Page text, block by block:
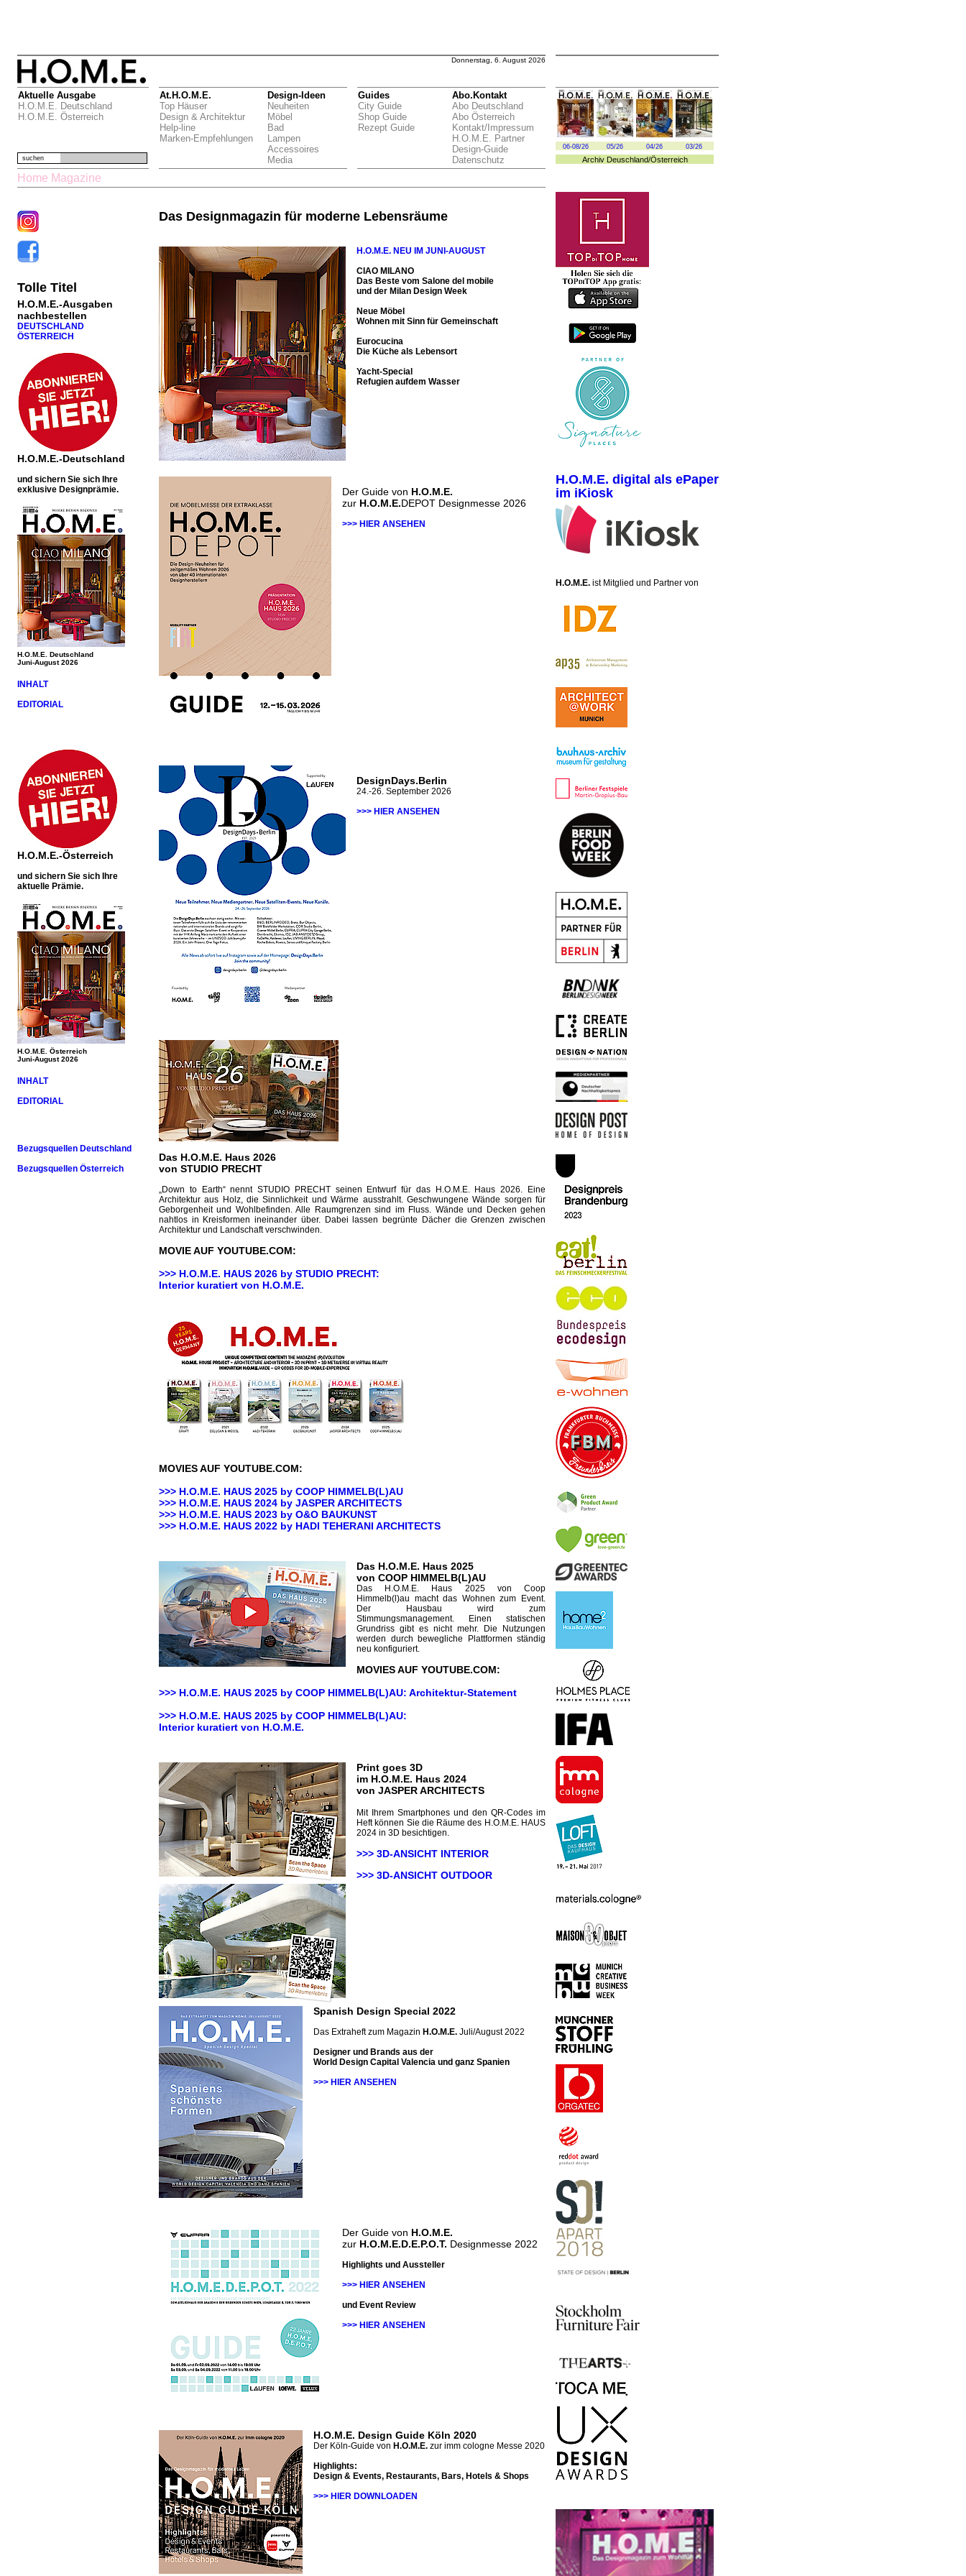
Donnerstag, 6. August 2026
Aktuelle Ausgabe
H.O.M.E. Deutschland
H.O.M.E. Österreich
At.H.O.M.E.
Top Häuser
Design & Architektur
Help-line
Marken-Empfehlungen
Design-Ideen
Neuheiten
Möbel
Bad
Lampen
Accessoires
Media
Guides
City Guide
Shop Guide
Rezept Guide
Abo.Kontakt
Abo Deutschland
Abo Österreich
Kontakt/Impressum
H.O.M.E. Partner
Design-Guide
Datenschutz
06-08/26 05/26 04/26 03/26
Archiv Deuschland/Österreich
suchen
Home Magazine
Tolle Titel
H.O.M.E.-Ausgaben
nachbestellen
DEUTSCHLAND
ÖSTERREICH
H.O.M.E.-Deutschland
und sichern Sie sich Ihre
exklusive Designprämie.
H.O.M.E. Deutschland
Juni-August 2026
INHALT
EDITORIAL
H.O.M.E.-Österreich
und sichern Sie sich Ihre
aktuelle Prämie.
H.O.M.E. Österreich
Juni-August 2026
INHALT
EDITORIAL
Bezugsquellen Deutschland
Bezugsquellen Österreich
Das Designmagazin für moderne Lebensräume
H.O.M.E. NEU IM JUNI-AUGUST
CIAO MILANO
Das Beste vom Salone del mobile
und der Milan Design Week
Neue Möbel
Wohnen mit Sinn für Gemeinschaft
Eurocucina
Die Küche als Lebensort
Yacht-Special
Refugien aufdem Wasser
Der Guide von H.O.M.E.
zur H.O.M.E.DEPOT Designmesse 2026
>>> HIER ANSEHEN
DesignDays.Berlin
24.-26. September 2026
>>> HIER ANSEHEN
Das H.O.M.E. Haus 2026
von STUDIO PRECHT
„Down to Earth“ nennt STUDIO PRECHT seinen Entwurf für das H.O.M.E. Haus 2026. Eine
Architektur aus Holz, die Sinnlichkeit und Wärme ausstrahlt. Geschwungene Wände sorgen für
Geborgenheit und Wohlbefinden. Alle Raumgrenzen sind im Fluss. Wände und Decken gehen
nahtlos in Kreisformen ineinander über. Dabei lassen begrünte Dächer die Grenzen zwischen
Architektur und Landschaft verschwinden.
MOVIE AUF YOUTUBE.COM:
>>> H.O.M.E. HAUS 2026 by STUDIO PRECHT:
Interior kuratiert von H.O.M.E.
MOVIES AUF YOUTUBE.COM:
>>> H.O.M.E. HAUS 2025 by COOP HIMMELB(L)AU
>>> H.O.M.E. HAUS 2024 by JASPER ARCHITECTS
>>> H.O.M.E. HAUS 2023 by O&O BAUKUNST
>>> H.O.M.E. HAUS 2022 by HADI TEHERANI ARCHITECTS
Das H.O.M.E. Haus 2025
von COOP HIMMELB(L)AU
Das H.O.M.E. Haus 2025 von Coop
Himmelb(l)au macht das Wohnen zum Event.
Der Hausbau wird zum
Stimmungsmanagement. Einen statischen
Grundriss gibt es nicht mehr. Die Nutzungen
werden durch bewegliche Plattformen ständig
neu konfiguriert.
MOVIES AUF YOUTUBE.COM:
>>> H.O.M.E. HAUS 2025 by COOP HIMMELB(L)AU: Architektur-Statement
>>> H.O.M.E. HAUS 2025 by COOP HIMMELB(L)AU:
Interior kuratiert von H.O.M.E.
Print goes 3D
im H.O.M.E. Haus 2024
von JASPER ARCHITECTS
Mit Ihrem Smartphones und den QR-Codes im
Heft können Sie die Räume des H.O.M.E. HAUS
2024 in 3D besichtigen.
>>> 3D-ANSICHT INTERIOR
>>> 3D-ANSICHT OUTDOOR
Spanish Design Special 2022
Das Extraheft zum Magazin H.O.M.E. Juli/August 2022
Designer und Brands aus der
World Design Capital Valencia und ganz Spanien
>>> HIER ANSEHEN
Der Guide von H.O.M.E.
zur H.O.M.E.D.E.P.O.T. Designmesse 2022
Highlights und Aussteller
>>> HIER ANSEHEN
und Event Review
>>> HIER ANSEHEN
H.O.M.E. Design Guide Köln 2020
Der Köln-Guide von H.O.M.E. zur imm cologne Messe 2020
Highlights:
Design & Events, Restaurants, Bars, Hotels & Shops
>>> HIER DOWNLOADEN
H.O.M.E. digital als ePaper
im iKiosk
H.O.M.E. ist Mitglied und Partner von